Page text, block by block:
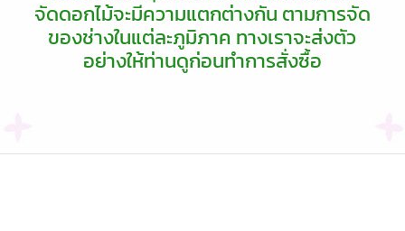
จัดดอกไม้จะมีความแตกต่างกัน ตามการจัด
ของช่างในแต่ละภูมิภาค ทางเราจะส่งตัว
อย่างให้ท่านดูก่อนทำการสั่งซื้อ